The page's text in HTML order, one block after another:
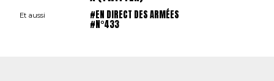
Et aussi #EN DIRECT DES ARMÉES
#N°433